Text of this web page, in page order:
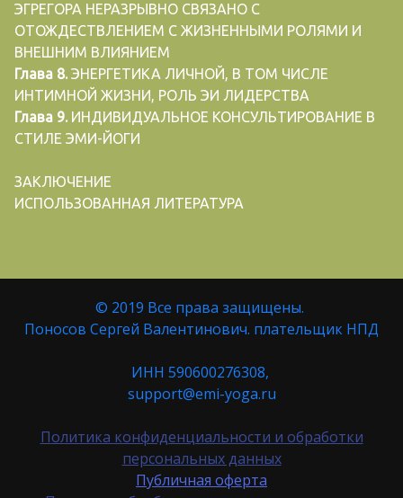
ЭГРЕГОРА НЕРАЗРЫВНО СВЯЗАНО С
ОТОЖДЕСТВЛЕНИЕМ С ЖИЗНЕННЫМИ РОЛЯМИ И
ВНЕШНИМ ВЛИЯНИЕМ
Глава 8.ЭНЕРГЕТИКА ЛИЧНОЙ, В ТОМ ЧИСЛЕ
ИНТИМНОЙ ЖИЗНИ, РОЛЬ ЭИ ЛИДЕРСТВА
Глава 9. ИНДИВИДУАЛЬНОЕ КОНСУЛЬТИРОВАНИЕ В
СТИЛЕ ЭМИ-ЙОГИ
ЗАКЛЮЧЕНИЕ
ИСПОЛЬЗОВАННАЯ ЛИТЕРАТУРА
© 2019 Все права защищены.
Поносов Сергей Валентинович. плательщик НПД
ИНН 590600276308,
support@emi-yoga.ru
Политика конфиденциальности и обработки
персональных данных
Публичная оферта